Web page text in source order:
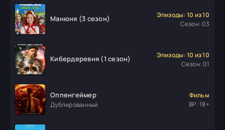
Манюня (3 сезон)
Эпизоды: 10 из 10
Сезон: 03
Кибердеревня (1 сезон)
Эпизоды: 10 из 10
Сезон: 01
Оппенгеймер
Дублированный
Фильм
ВР: 18+